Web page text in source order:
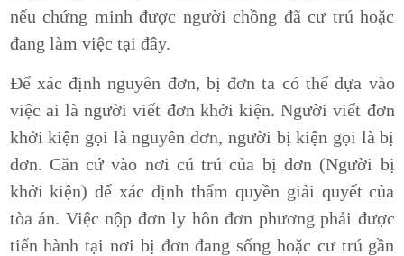
nếu chứng minh được người chồng đã cư trú hoặc
đang làm việc tại đây.
Để xác định nguyên đơn, bị đơn ta có thể dựa vào
việc ai là người viết đơn khởi kiện. Người viết đơn
khởi kiện gọi là nguyên đơn, người bị kiện gọi là bị
đơn. Căn cứ vào nơi cú trú của bị đơn (Người bị
khởi kiện) để xác định thẩm quyền giải quyết của
tòa án. Việc nộp đơn ly hôn đơn phương phải được
tiến hành tại nơi bị đơn đang sống hoặc cư trú gần